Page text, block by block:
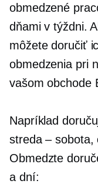
obmedzené
dňami v týždni.
môžete doručiť
obmedzenia pri
vašom obchode
Napríklad
streda – sobota,
Obmedzte
a dní: